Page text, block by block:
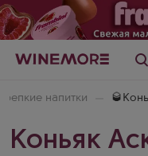
напитки
Коньяк